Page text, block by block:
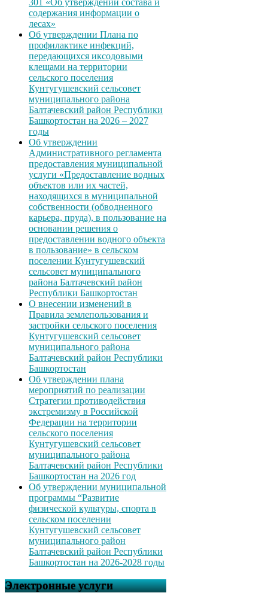
301 «Об утверждении состава и
содержания информации о
лесах»
Об утверждении Плана по
профилактике инфекций,
передающихся иксодовыми
клещами на территории
сельского поселения
Кунтугушевский сельсовет
муниципального района
Балтачевский район Республики
Башкортостан на 2026 – 2027
годы
Об утверждении
Административного регламента
предоставления муниципальной
услуги «Предоставление водных
объектов или их частей,
находящихся в муниципальной
собственности (обводненного
карьера, пруда), в пользование на
основании решения о
предоставлении водного объекта
в пользование» в сельском
поселении Кунтугушевский
сельсовет муниципального
района Балтачевский район
Республики Башкортостан
О внесении изменений в
Правила землепользования и
застройки сельского поселения
Кунтугушевский сельсовет
муниципального района
Балтачевский район Республики
Башкортостан
Об утверждении плана
мероприятий по реализации
Стратегии противодействия
экстремизму в Российской
Федерации на территории
сельского поселения
Кунтугушевский сельсовет
муниципального района
Балтачевский район Республики
Башкортостан на 2026 год
Об утверждении муниципальной
программы “Развитие
физической культуры, спорта в
сельском поселении
Кунтугушевский сельсовет
муниципального район
Балтачевский район Республики
Башкортостан на 2026-2028 годы
Электронные услуги